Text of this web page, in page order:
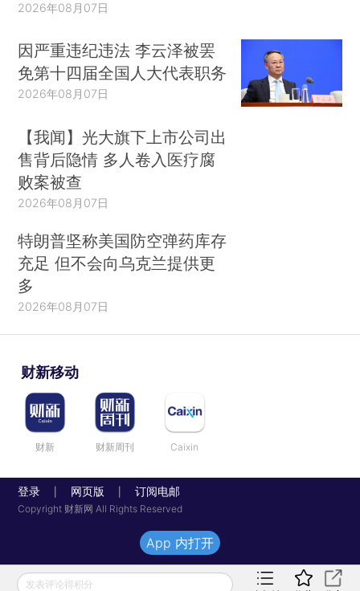
2026年08月07日
因严重违纪违法 李云泽被罢
免第十四届全国人大代表职务
2026年08月07日
【我闻】光大旗下上市公司出
售背后隐情 多人卷入医疗腐
败案被查
2026年08月07日
特朗普坚称美国防空弹药库存
充足 但不会向乌克兰提供更
多
2026年08月07日
财新移动
财新 财新周刊 Caixin
登录 网页版 订阅电邮
Copyright 财新网 All Rights Reserved
发表评论得积分
App 内打开